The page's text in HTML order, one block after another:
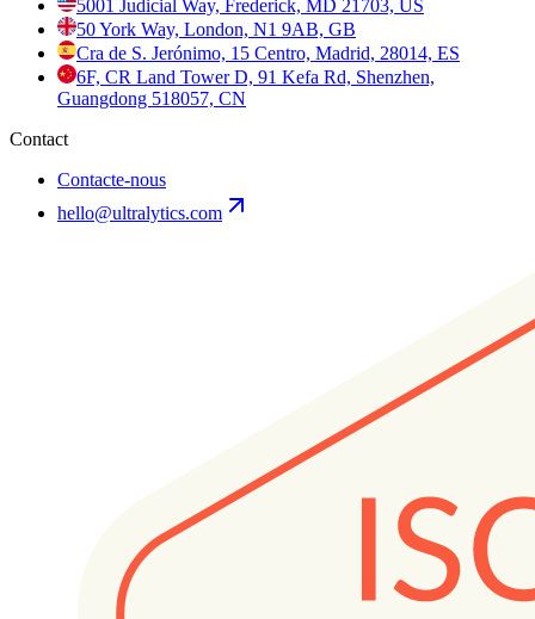
5001 Judicial Way, Frederick, MD 21703, US
50 York Way, London, N1 9AB, GB
Cra de S. Jerónimo, 15 Centro, Madrid, 28014, ES
6F, CR Land Tower D, 91 Kefa Rd, Shenzhen,
Guangdong 518057, CN
Contact
Contacte-nous
hello@ultralytics.com